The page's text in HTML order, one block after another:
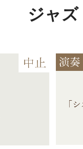
ジャズ